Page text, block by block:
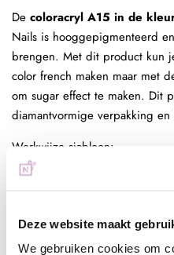
Deze website maakt
We gebruiken cookies om
De coloracryl A15 in de
Nails is hooggepigmenteerd
brengen. Met dit product kun
color french maken maar met
om sugar effect te maken. Dit
diamantvormige verpakking en
Werkwijze sjabloon:
- Bereid de natuurlijke nagels
- Dehydrateer de natuurlijke
de magic prep